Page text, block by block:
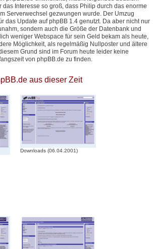
das Interesse so groß, dass Philip durch das enorme
Serverwechsel gezwungen wurde. Der Umzug
das Update auf phpBB 1.4 genutzt. Da aber nicht nur
sondern auch die Größe der Datenbank und
weniger Webspace für sein Geld bekam als heute,
Möglichkeit, als regelmäßig Nullposter und ältere
Grund sind im Forum heute leider keine
von phpBB.de zu finden.
aus dieser Zeit
Downloads (06.04.2001)